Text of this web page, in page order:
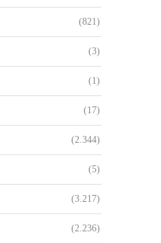
(821)
(3)
(1)
(17)
(2.344)
(5)
(3.217)
(2.236)